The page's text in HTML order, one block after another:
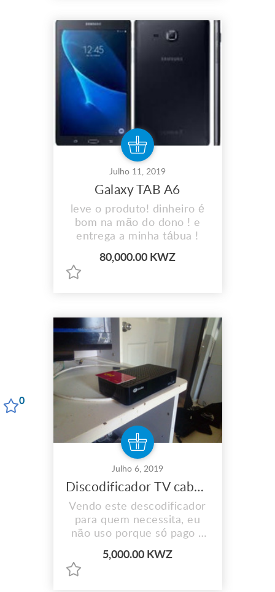
0
Julho 11, 2019
Galaxy TAB A6
leve o produto! dinheiro é
bom na mão do dono ! e
entrega a minha tábua !
80,000.00 KWZ
Julho 6, 2019
Discodificador TV cabo da Zap
Vendo este descodificador
para quem necessita, eu
não uso porque só pago a
5,000.00 KWZ